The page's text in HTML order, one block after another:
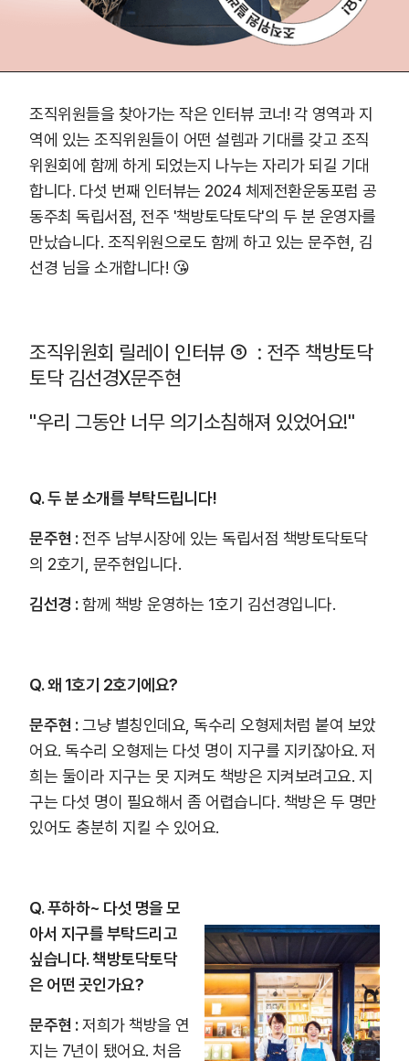
조직위원들을 찾아가는 작은 인터뷰 코너! 각 영역과 지
역에 있는 조직위원들이 어떤 설렘과 기대를 갖고 조직
위원회에 함께 하게 되었는지 나누는 자리가 되길 기대
합니다. 다섯 번째 인터뷰는 2024 체제전환운동포럼 공
동주최 독립서점, 전주 '책방토닥토닥'의 두 분 운영자를
만났습니다. 조직위원으로도 함께 하고 있는 문주현, 김
선경 님을 소개합니다! 😘
조직위원회 릴레이 인터뷰 ⑤ : 전주 책방토닥
토닥 김선경X문주현
"우리 그동안 너무 의기소침해져 있었어요!"
Q. 두 분 소개를 부탁드립니다!
문주현 :전주 남부시장에 있는 독립서점 책방토닥토닥
의 2호기, 문주현입니다.
김선경 :함께 책방 운영하는 1호기 김선경입니다.
Q. 왜 1호기 2호기에요?
문주현 :그냥 별칭인데요, 독수리 오형제처럼 붙여 보았
어요. 독수리 오형제는 다섯 명이 지구를 지키잖아요. 저
희는 둘이라 지구는 못 지켜도 책방은 지켜보려고요. 지
구는 다섯 명이 필요해서 좀 어렵습니다. 책방은 두 명만
있어도 충분히 지킬 수 있어요.
Q. 푸하하~ 다섯 명을 모
아서 지구를 부탁드리고
싶습니다. 책방토닥토닥
은 어떤 곳인가요?
문주현 :저희가 책방을 연
지는 7년이 됐어요. 처음